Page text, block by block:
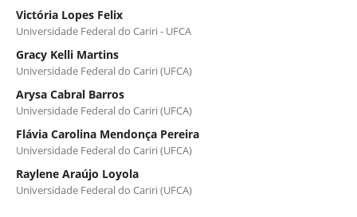
Victória Lopes Felix
Universidade Federal do Cariri - UFCA
Gracy Kelli Martins
Universidade Federal do Cariri (UFCA)
Arysa Cabral Barros
Universidade Federal do Cariri (UFCA)
Flávia Carolina Mendonça Pereira
Universidade Federal do Cariri (UFCA)
Raylene Araújo Loyola
Universidade Federal do Cariri (UFCA)